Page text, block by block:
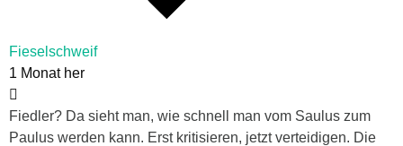
Fieselschweif
1 Monat her
Fiedler? Da sieht man, wie schnell man vom Saulus zum
Paulus werden kann. Erst kritisieren, jetzt verteidigen. Die